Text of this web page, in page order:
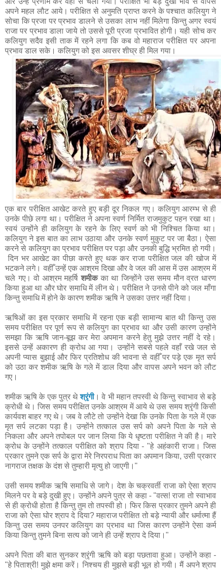
अपने महल लौट आये। परीक्षित से अनुमति प्राप्त करने के पश्चात कलियुग ने
सोचा कि प्रजा पर प्रभाव डालने से उसका लाभ नहीं मिलेगा किन्तु अगर स्वयं
राजा पर प्रभाव डाला जाये तो उससे पूरी प्रजा प्रभावित होगी। यही सोच कर
कलियुग सदैव इसी ताक में रहने लगा कि कब वो महाराज परीक्षित पर अपना
प्रभाव डाल सके। कलियुग को इस अवसर शीघ्र ही मिल गया।
एक बार परीक्षित आखेट करते हुए बड़ी दूर निकल गए। कलियुग आरम्भ से ही
उनके पीछे लगा था। परीक्षित ने अपना स्वर्ण निर्मित राजमुकुट पहन रखा था।
स्वयं उन्होंने ही कलियुग के रहने के लिए स्वर्ण को भी निश्चित किया था।
कलियुग ने इस बात का लाभ उठाया और उनके स्वर्ण मुकुट पर जा बैठा। ऐसा
करने से कलियुग का प्रभाव परीक्षित पर पड़ा और उनकी बुद्धि भ्रमित हो गयी।
दिन भर आखेट का पीछा करते हुए थक कर राजा परीक्षित जल की खोज में
भटकने लगे। वहीँ उन्हें एक आश्रम दिखा और वे जल की आस में उस आश्रम में
चले गए। वो आश्रम महर्षिशमीक का था जिन्होंने उस समय मौन व्रत धारण
किया हुआ था और घोर समाधि में लीन थे। परीक्षित ने उनसे पीने को जल माँगा
किन्तु समाधि में होने के कारण शमीक ऋषि ने उसका उत्तर नहीं दिया।
ऋषिओं का इस प्रकार समाधि में रहना एक बड़ी सामान्य बात थी किन्तु उस
समय परीक्षित पर पूर्ण रूप से कलियुग का प्रभाव था और उसी कारण उन्होंने
समझा कि ऋषि जान-बूझ कर मेरा अपमान करने हेतु मुझे उत्तर नहीं दे रहे।
इससे उन्हें अकारण ही क्रोध आ गया। उन्होंने सबसे पहले वहाँ रखे जल से
अपनी प्यास बुझाई और फिर प्रतिशोध की भावना से वहीँ पर पड़े एक मृत सर्प
को उठा कर शमीक ऋषि के गले में डाल दिया और वापस अपने भवन को लौट
गए।
शमीक ऋषि के एक पुत्र थेश्रृंगी। वे भी महान तपस्वी थे किन्तु स्वाभाव से बड़े
क्रोधी थे। जिस समय परीक्षित उनके आश्रम में आये थे उस समय श्रृंगी किसी
कार्यवश बाहर गए थे। जब वे लौटे तो उन्होंने देखा कि उनके पिता के गले में एक
मृत सर्प लटका पड़ा है। उन्होंने तत्काल उस सर्प को अपने पिता के गले से
निकला और अपने तपोबल पर जान लिया कि ये धृष्टता परीक्षित ने की है। मारे
क्रोध के उन्होंने तत्काल परीक्षित को श्राप दिया - "हे अहंकारी राजा। जिस
प्रकार तुमने एक सर्प के द्वारा मेरे निरपराध पिता का अपमान किया, उसी प्रकार
नागराज तक्षक के दंश से तुम्हारी मृत्यु हो जाएगी।"
उसी समय शमीक ऋषि समाधि से जागे। देश के चक्रवर्ती राजा को ऐसा श्राप
मिलने पर वे बड़े दुखी हुए। उन्होंने अपने पुत्र से कहा - "वत्स! राजा तो स्वाभाव
से ही क्रोधी होता है किन्तु तुम तो तपस्वी हो। फिर किस प्रकार तुमने अपने ही
राजा को ऐसा घोर श्राप दे दिया? महाराज परीक्षित तो बड़े न्यायी और धर्मात्मा हैं
किन्तु उस समय उनपर कलियुग का प्रभाव था जिस कारण उन्होंने ऐसा कर्म
किया किन्तु तुमने बिना सत्य को जाने ही उन्हें श्राप दे दिया।"
अपने पिता की बात सुनकर श्रृंगी ऋषि को बड़ा पछतावा हुआ। उन्होंने कहा -
"हे पिताश्री! मुझे क्षमा करें। निश्चय ही मुझसे बड़ी भूल हो गयी। मैं अपने श्राप